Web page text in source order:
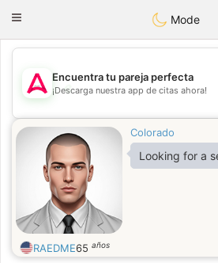
Tantôt
Toggle
Mode
💖
💕
Encuentra tu pareja perfecta
¡Descarga nuestra app de citas ahora!
Colorado
Looking for a
RAEDME65 años